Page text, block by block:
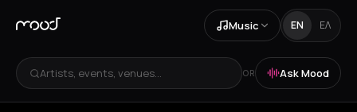
Music EN ΕΛ
Artists, events, venues... OR Ask Mood